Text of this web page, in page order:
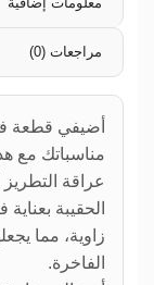
مراجعات (0)
أضيفي قطعة
مناسباتك مع
عراقة
الحقيبة
زاوية، مما
الفاخرة.